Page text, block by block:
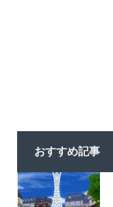
おすすめ記事